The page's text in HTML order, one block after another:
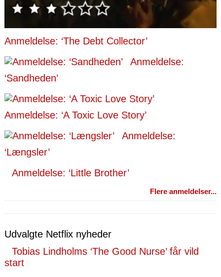
Anmeldelse: ‘The Debt Collector’
Anmeldelse:
‘Sandheden’
Anmeldelse: ‘A Toxic Love Story’
Anmeldelse:
‘Længsler’
Anmeldelse: ‘Little Brother’
Flere anmeldelser...
Udvalgte Netflix nyheder
Tobias Lindholms ‘The Good Nurse’ får vild
start